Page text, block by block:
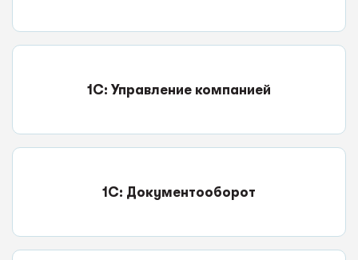
1С: Управление компанией
1С: Документооборот